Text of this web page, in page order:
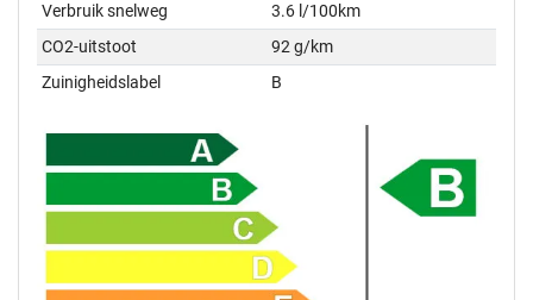
Verbruik snelweg
3.6 l/100km
CO2-uitstoot
92 g/km
Zuinigheidslabel
B